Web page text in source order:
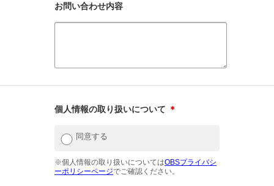
お問い合わせ内容
個人情報の取り扱いについて ＊
同意する
※個人情報の取り扱いについてはOBSプライバシ
ーポリシーページでご確認ください。